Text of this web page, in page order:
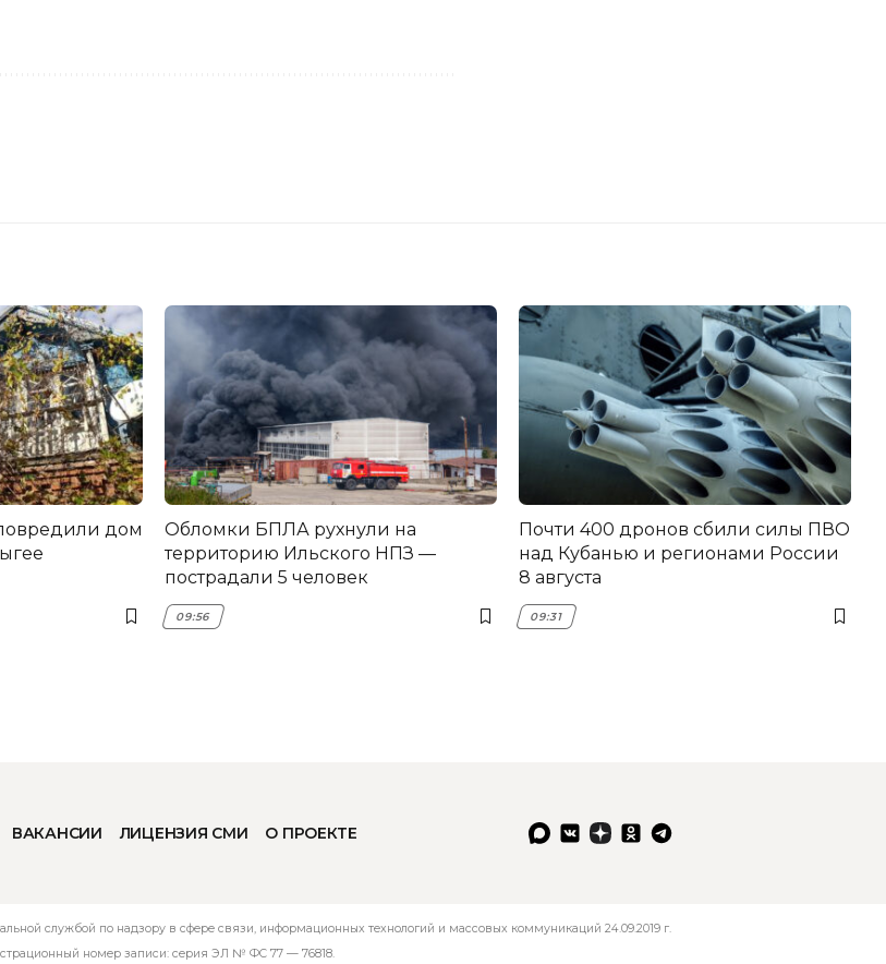
дом
Обломки БПЛА рухнули на
территорию Ильского НПЗ —
пострадали 5 человек
09:56
Почти 400 дронов сбили силы ПВО
над Кубанью и регионами России
8 августа
09:31
ВАКАНСИИ ЛИЦЕНЗИЯ СМИ О ПРОЕКТЕ
службой по надзору в сфере связи, информационных технологий и массовых коммуникаций 24.09.2019 г.
номер записи: серия ЭЛ № ФС 77 — 76818.